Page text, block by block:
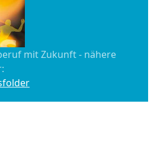
mit Zukunft - nähere